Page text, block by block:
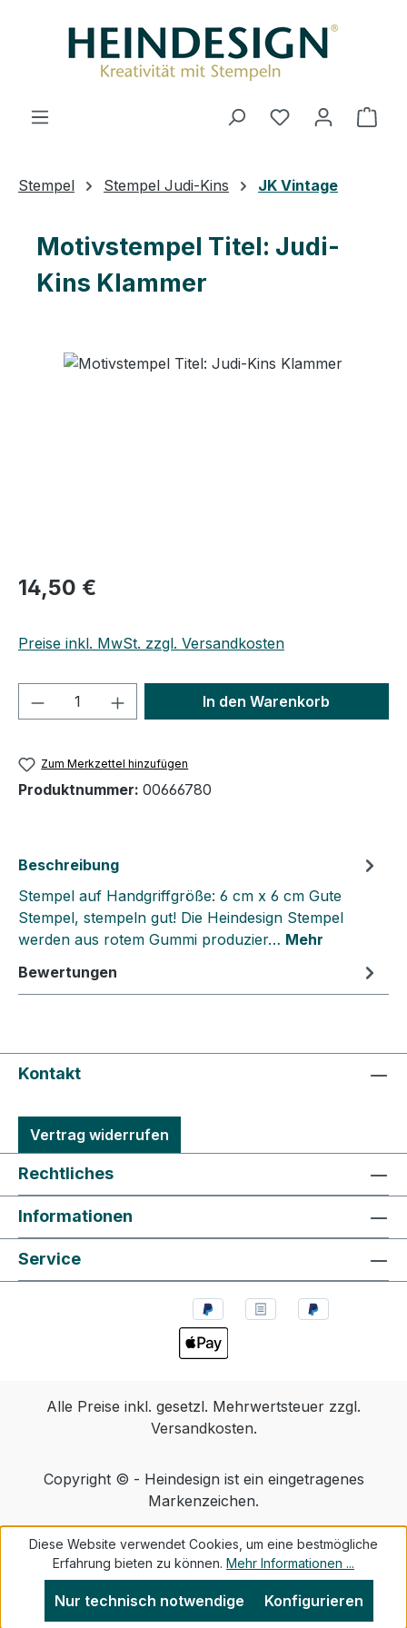
Du hast 0
Stempel Stempel Judi-Kins JK Vintage
Motivstempel Titel: Judi-
Kins Klammer
Regulärer Preis:
14,50 €
Preise inkl. MwSt. zzgl. Versandkosten
Produkt Anzahl: Gib denIn den Warenkorb
Zum Merkzettel hinzufügen
Produktnummer: 00666780
Beschreibung
Stempel auf Handgriffgröße: 6 cm x 6 cm Gute
Stempel, stempeln gut! Die Heindesign Stempel
werden aus rotem Gummi produzier… Mehr
Bewertungen
Kontakt
Vertrag widerrufen
Rechtliches
Informationen
Service
Alle Preise inkl. gesetzl. Mehrwertsteuer zzgl.
Versandkosten.
Copyright © - Heindesign ist ein eingetragenes
Markenzeichen.
Diese Website verwendet Cookies, um eine bestmögliche
Erfahrung bieten zu können. Mehr Informationen ...
Nur technisch notwendige Konfigurieren